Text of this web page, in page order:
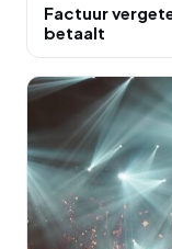
Factuur
betaalt